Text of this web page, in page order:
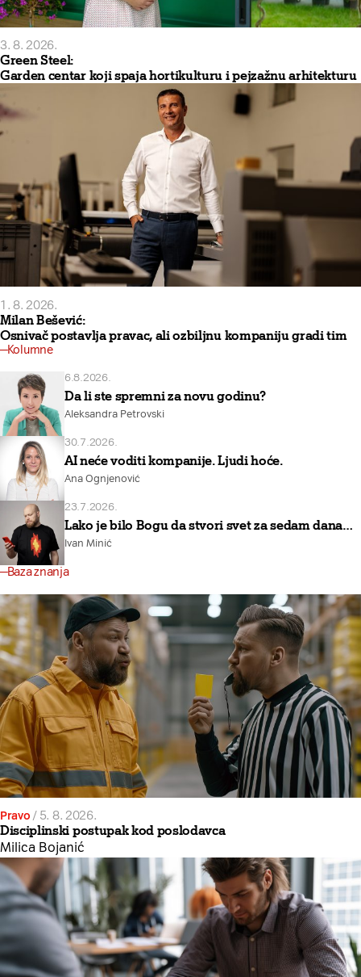
3. 8. 2026.
Green Steel:
Garden centar koji spaja hortikulturu i pejzažnu arhitekturu
1. 8. 2026.
Milan Bešević:
Osnivač postavlja pravac, ali ozbiljnu kompaniju gradi tim
Kolumne
6.8.2026.
Da li ste spremni za novu godinu?
Aleksandra Petrovski
30.7.2026.
AI neće voditi kompanije. Ljudi hoće.
Ana Ognjenović
23.7.2026.
Lako je bilo Bogu da stvori svet za sedam dana…
Ivan Minić
Baza znanja
Pravo / 5. 8. 2026.
Disciplinski postupak kod poslodavca
Milica Bojanić